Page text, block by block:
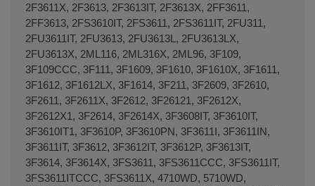
2F3611X, 2F3613, 2F3613IT, 2F3613X, 2FF3611,
2FF3613, 2FS3610IT, 2FS3611, 2FS3611IT, 2FU311,
2FU3611IT, 2FU3613, 2FU3613L, 2FU3613LX,
2FU3613X, 2ML116, 2ML316X, 2ML96, 3F109,
3F109CCC, 3F111, 3F1609, 3F1610, 3F1610X, 3F1611,
3F1612, 3F1612LX, 3F1614, 3F211, 3F2609, 3F2610,
3F2611, 3F2611X, 3F2612, 3F26121, 3F2612X,
3F2612X1, 3F2614, 3F2614X, 3F3608IT, 3F3610IT,
3F3610IT1, 3F3610P, 3F3610PN, 3F3611I, 3F3611IN,
3F3611IT, 3F3612, 3F3612IT, 3F3612P, 3F3613IT,
3F3614, 3F3614X, 3FS3611, 3FS3611CCC, 3FS3611IT,
3FS3611ITCCC, 3FS3611X, 4710WD, 5710WD,